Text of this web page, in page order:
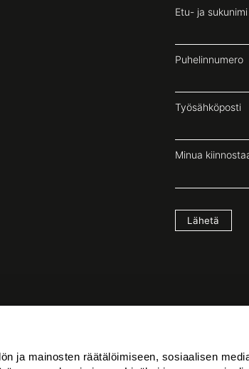
ja mainosten räätälöimiseen, sosiaalisen
Etu- ja sukunimi
Puhelinnumero
Työsähköposti
Minua
Lähetä